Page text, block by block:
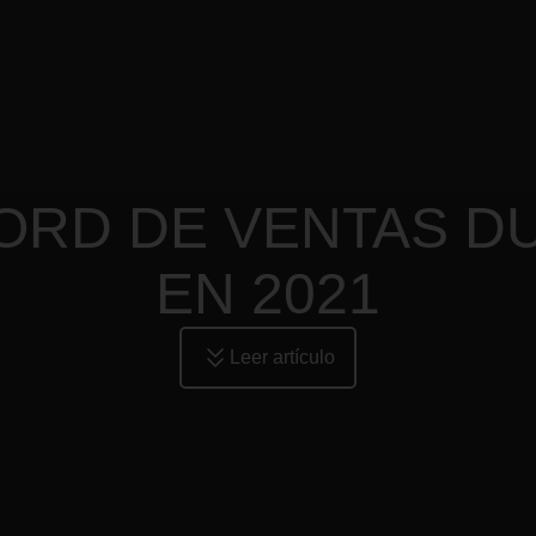
DE VENTAS
EN 2021
Leer artículo